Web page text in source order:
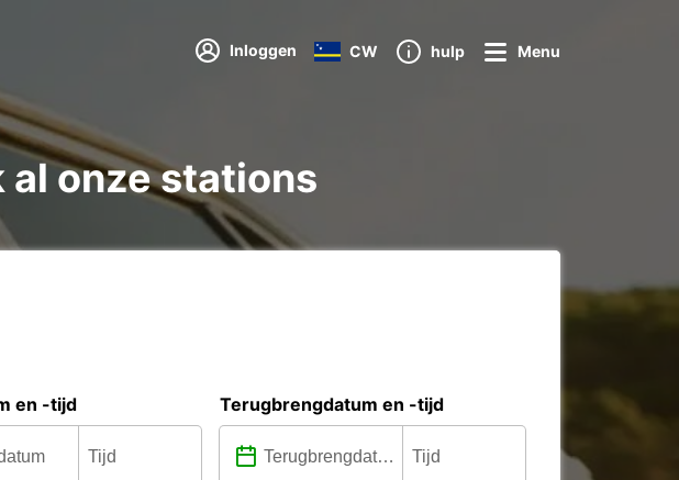
Inloggen CW hulp Menu
onze stations
en -tijd Terugbrengdatum en -tijd